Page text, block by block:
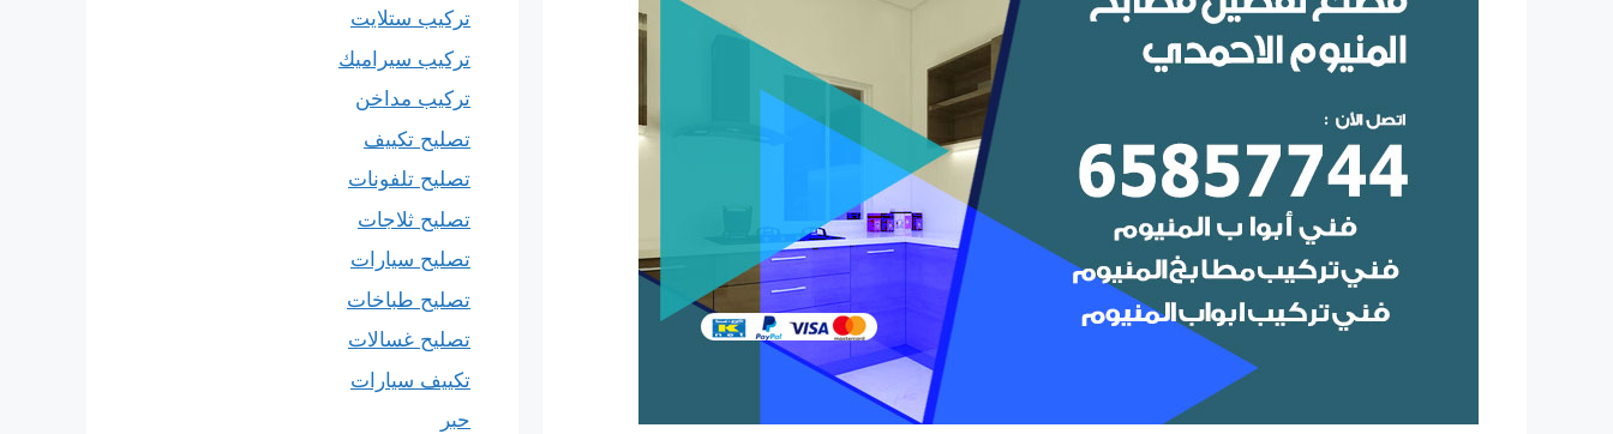
تركيب ستلايت
تركيب سيراميك
تركيب مداخن
تصليح تكييف
تصليح تلفونات
تصليح ثلاجات
تصليح سيارات
تصليح طباخات
تصليح غسالات
تكييف سيارات
حبر